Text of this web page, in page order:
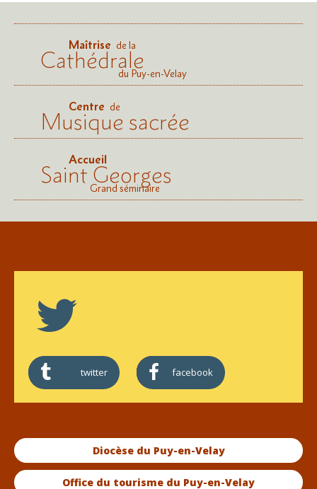
Maîtrise de la
Cathédraledu Puy-en-Velay
Centre de
Musique sacrée
Accueil
Saint Georges
Grand séminaire
twitter facebook
Diocèse du Puy-en-Velay
Office du tourisme du Puy-en-Velay